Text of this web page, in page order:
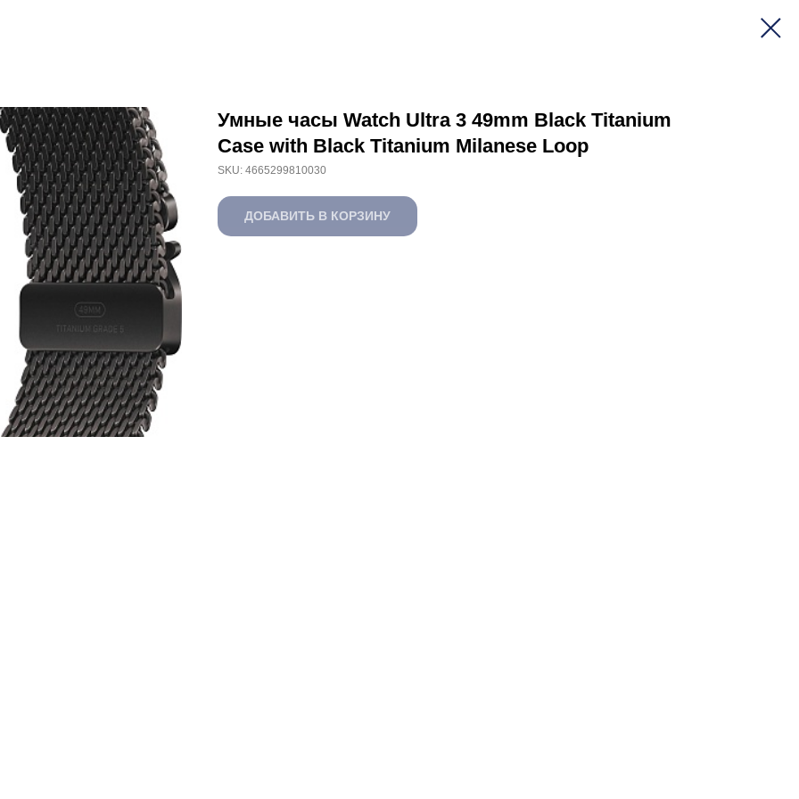
Умные часы Watch Ultra 3 49mm Black Titanium
Case with Black Titanium Milanese Loop
SKU: 4665299810030
ДОБАВИТЬ В КОРЗИНУ